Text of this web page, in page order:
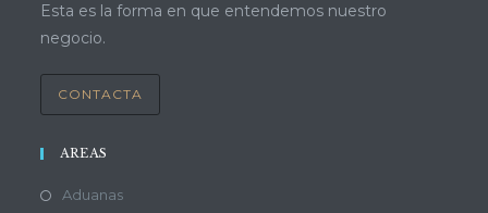
Esta es la forma en que entendemos nuestro
negocio.
CONTACTA
AREAS
Aduanas